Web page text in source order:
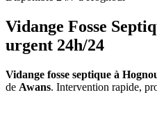
Vidange Fosse
urgent 24h/24
Vidange fosse septique à
de Awans. Intervention rapide,